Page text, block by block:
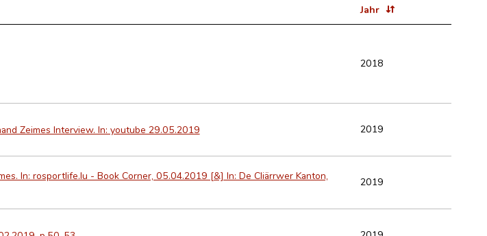
Jahr
2018
Zeimes Interview. In: youtube 29.05.2019 2019
In: rosportlife.lu - Book Corner, 05.04.2019 [&] In: De Cliärrwer Kanton,
2019